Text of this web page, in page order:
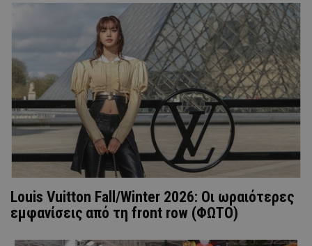
Louis Vuitton Fall/Winter 2026: Οι ωραιότερες
εμφανίσεις από τη front row (ΦΩΤΟ)